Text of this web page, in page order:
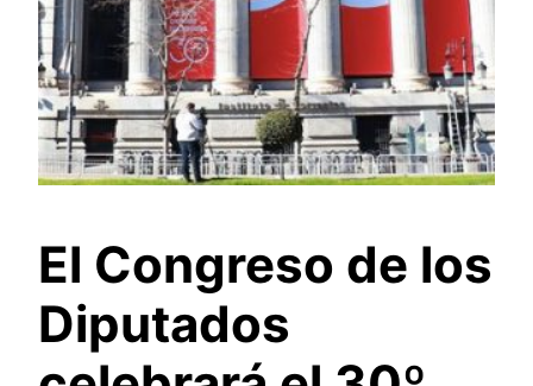
El Congreso de los
Diputados